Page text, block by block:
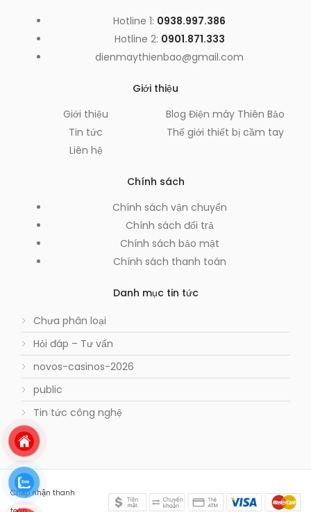
Hotline 1: 0938.997.386
Hotline 2: 0901.871.333
dienmaythienbao@gmail.com
Giới thiệu
Giới thiệu
Tin tức
Liên hệ
Blog Điện máy Thiên Bảo
Thế giới thiết bị cầm tay
Chính sách
Chính sách vận chuyển
Chính sách đổi trả
Chính sách bảo mật
Chính sách thanh toán
Danh mục tin tức
Chưa phân loại
Hỏi đáp – Tư vấn
novos-casinos-2026
public
Tin tức công nghệ
Chấp nhận thanh